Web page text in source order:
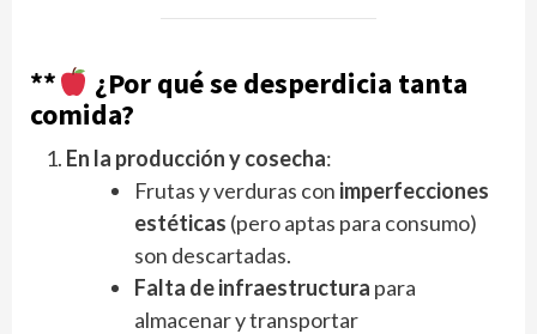
**
¿Por qué se desperdicia tanta
comida?
En la producción y cosecha:
Frutas y verduras con imperfecciones
estéticas (pero aptas para consumo)
son descartadas.
Falta de infraestructura para
almacenar y transportar